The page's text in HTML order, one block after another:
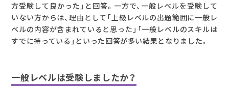
方受験して良かった」と回答。一方で、一般レベルを受験して
いない方からは、理由として「上級レベルの出題範囲に一般レ
ベルの内容が含まれていると思った」「一般レベルのスキルは
すでに持っている」といった回答が多い結果となりました。
一般レベルは受験しましたか？